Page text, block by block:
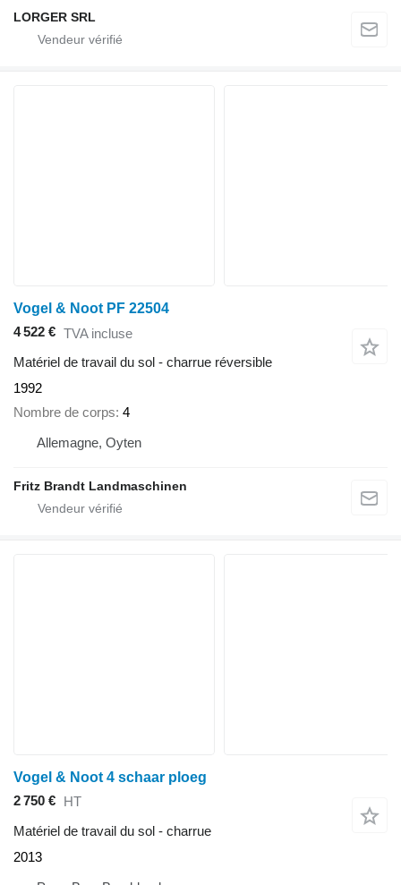
LORGER SRL
Vogel & Noot PF 22504
4 522 € TVA incluse
Matériel de travail du sol - charrue réversible
1992
Nombre de corps 4
Allemagne, Oyten
Fritz Brandt Landmaschinen
Vogel & Noot 4 schaar ploeg
2 750 € HT
Matériel de travail du sol - charrue
2013